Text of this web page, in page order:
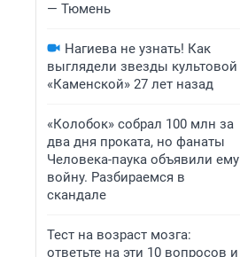
— Тюмень
Нагиева не узнать! Как
выглядели звезды культовой
«Каменской» 27 лет назад
«Колобок» собрал 100 млн за
два дня проката, но фанаты
Человека-паука объявили ему
войну. Разбираемся в
скандале
Тест на возраст мозга:
ответьте на эти 10 вопросов и